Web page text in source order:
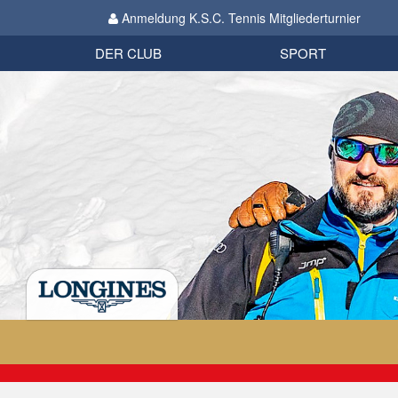
Anmeldung K.S.C. Tennis Mitgliederturnier
DER CLUB
Organisation
SPORT
Biathlon
Datenschutzverordnung 2018
Impressum